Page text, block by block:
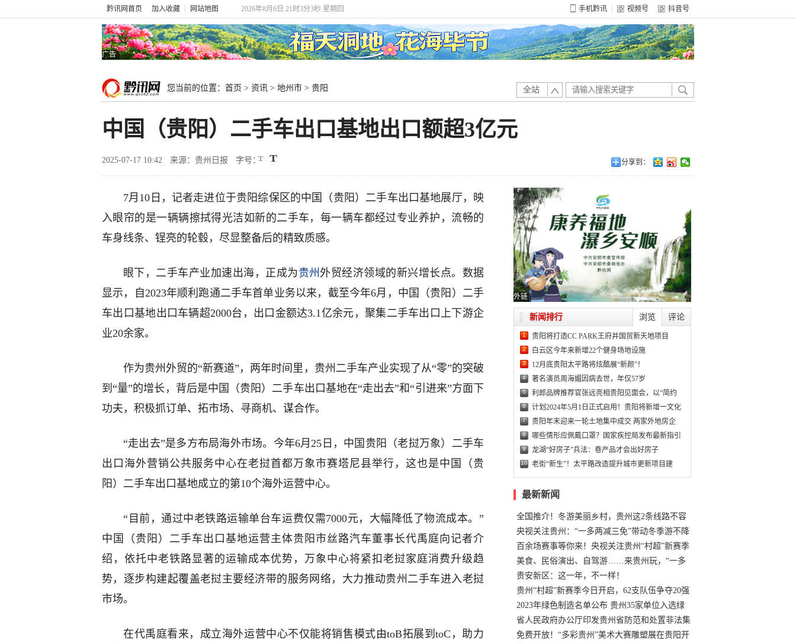
黔讯网首页 加入收藏 网站地图 2026年8月6日 21时3分3秒 星期四 手机黔讯 视频号 抖音号
广告
您当前的位置： 首页 > 资讯 > 地州市 > 贵阳 全站
中国（贵阳）二手车出口基地出口额超3亿元
2025-07-17 10:42 来源：贵州日报 字号： 分享到：
7月10日，记者走进位于贵阳综保区的中国（贵阳）二手车出口基地展厅，映
入眼帘的是一辆辆擦拭得光洁如新的二手车，每一辆车都经过专业养护，流畅的
车身线条、锃亮的轮毂，尽显整备后的精致质感。
眼下，二手车产业加速出海，正成为贵州外贸经济领域的新兴增长点。数据
显示，自2023年顺利跑通二手车首单业务以来，截至今年6月，中国（贵阳）二手
车出口基地出口车辆超2000台，出口金额达3.1亿余元，聚集二手车出口上下游企
业20余家。
作为贵州外贸的“新赛道”，两年时间里，贵州二手车产业实现了从“零”的突破
到“量”的增长，背后是中国（贵阳）二手车出口基地在“走出去”和“引进来”方面下
功夫，积极抓订单、拓市场、寻商机、谋合作。
“走出去”是多方布局海外市场。今年6月25日，中国贵阳（老挝万象）二手车
出口海外营销公共服务中心在老挝首都万象市赛塔尼县举行，这也是中国（贵
阳）二手车出口基地成立的第10个海外运营中心。
“目前，通过中老铁路运输单台车运费仅需7000元，大幅降低了物流成本。”
中国（贵阳）二手车出口基地运营主体贵阳市丝路汽车董事长代禹庭向记者介
绍，依托中老铁路显著的运输成本优势，万象中心将紧扣老挝家庭消费升级趋
势，逐步构建起覆盖老挝主要经济带的服务网络，大力推动贵州二手车进入老挝
市场。
在代禹庭看来，成立海外运营中心不仅能将销售模式由toB拓展到toC，助力
外链
浏览 评论
新闻排行
1 贵阳将打造CC PARK王府井国贸新天地项目
2 白云区今年来新增22个健身场地设施
3 12月底贵阳太平路将炫酷展“新颜”！
4 著名演员周海媚因病去世，年仅57岁
5 利郎品牌推荐官张远亮相贵阳见面会，以“简约
6 计划2024年5月1日正式启用！贵阳将新增一文化
7 贵阳年末迎来一轮土地集中成交 两家外地房企
8 哪些情形应佩戴口罩？国家疾控局发布最新指引
9 龙湖“好房子”兵法：卷产品才会出好房子
10 老街“新生”！太平路改造提升城市更新项目建
最新新闻
全国推介！冬游美丽乡村，贵州这2条线路不容
错过
央视关注贵州：“一多两减三免”带动冬季游不降
温
百余场赛事等你来！央视关注贵州“村超”新赛季
正式“打响”
美食、民俗演出、自驾游……来贵州玩，“一多
两减三免”！
贵安新区：这一年，不一样！
贵州“村超”新赛季今日开启，62支队伍争夺20强
名额
2023年绿色制造名单公布 贵州35家单位入选绿
色工厂
省人民政府办公厅印发贵州省防范和处置非法集
资工作实施细则
免费开放！“多彩贵州”美术大赛雕塑展在贵阳开